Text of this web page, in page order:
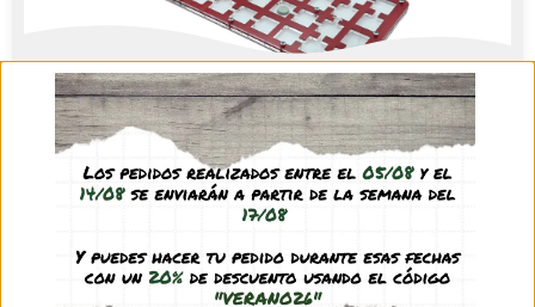
Antmeta H40x20 Seta Ampliable
70,45€ (IVA incl.)
See product